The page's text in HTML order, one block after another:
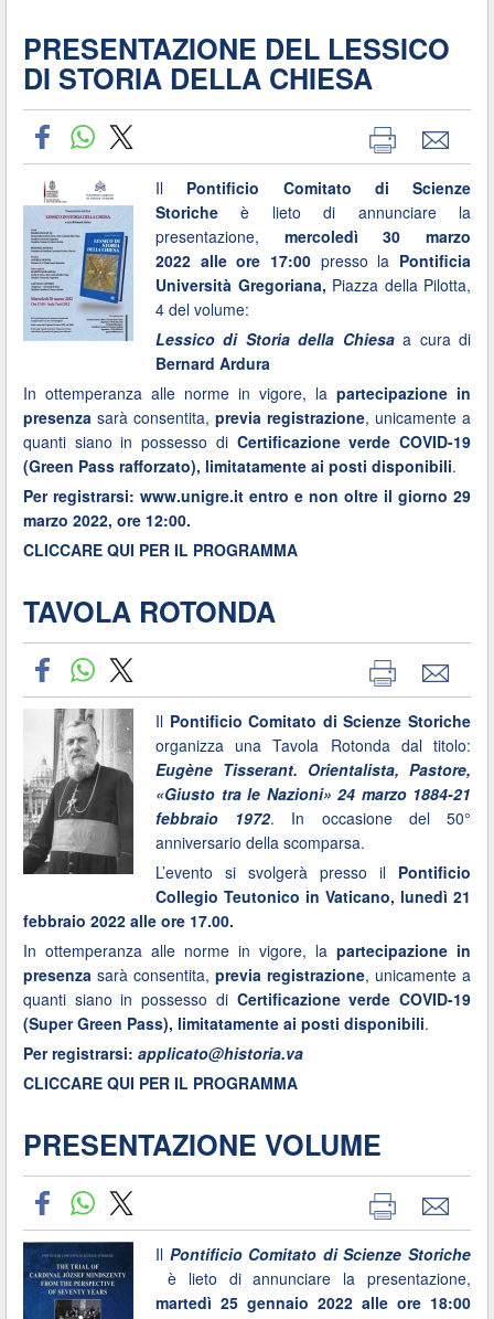
PRESENTAZIONE DEL LESSICO
DI STORIA DELLA CHIESA
Il Pontificio Comitato di Scienze
Storiche è lieto di annunciare la
presentazione, mercoledì 30 marzo
2022 alle ore 17:00 presso la Pontificia
Università Gregoriana, Piazza della Pilotta,
4 del volume:
Lessico di Storia della Chiesaa cura di
Bernard Ardura
In ottemperanza alle norme in vigore, la partecipazione in
presenza sarà consentita, previa registrazione, unicamente a
quanti siano in possesso di Certificazione verde COVID-19
(Green Pass rafforzato), limitatamente ai posti disponibili.
Per registrarsi: www.unigre.it entro e non oltre il giorno 29
marzo 2022, ore 12:00.
CLICCARE QUI PER IL PROGRAMMA
TAVOLA ROTONDA
Il Pontificio Comitato di Scienze Storiche
organizza una Tavola Rotonda dal titolo:
Eugène Tisserant. Orientalista, Pastore,
«Giusto tra le Nazioni» 24 marzo 1884-21
febbraio 1972. In occasione del 50°
anniversario della scomparsa.
L’evento si svolgerà presso il Pontificio
Collegio Teutonico in Vaticano, lunedì 21
febbraio 2022 alle ore 17.00.
In ottemperanza alle norme in vigore, la partecipazione in
presenza sarà consentita, previa registrazione, unicamente a
quanti siano in possesso di Certificazione verde COVID-19
(Super Green Pass), limitatamente ai posti disponibili.
Per registrarsi: applicato@historia.va
CLICCARE QUI PER IL PROGRAMMA
PRESENTAZIONE VOLUME
Il Pontificio Comitato di Scienze Storiche
è lieto di annunciare la presentazione,
martedì 25 gennaio 2022 alle ore 18:00